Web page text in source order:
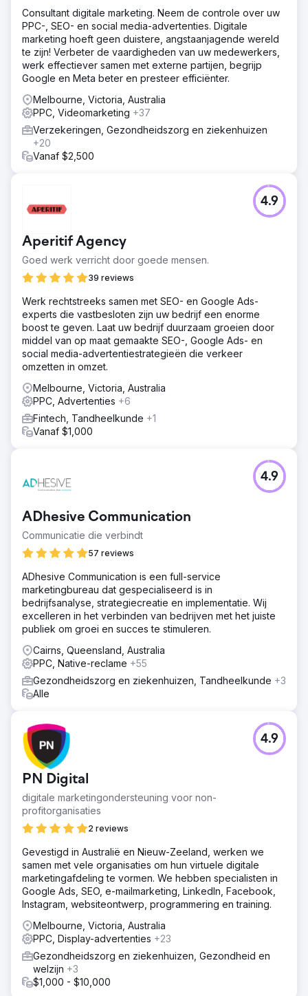
Consultant digitale marketing. Neem de controle over uw
PPC-, SEO- en social media-advertenties. Digitale
marketing hoeft geen duistere, angstaanjagende wereld
te zijn! Verbeter de vaardigheden van uw medewerkers,
werk effectiever samen met externe partijen, begrijp
Google en Meta beter en presteer efficiënter.
Melbourne, Victoria, Australia
PPC, Videomarketing +37
Verzekeringen, Gezondheidszorg en ziekenhuizen
+20
Vanaf $2,500
Aperitif Agency
Goed werk verricht door goede mensen.
39 reviews
4.9
Werk rechtstreeks samen met SEO- en Google Ads-
experts die vastbesloten zijn uw bedrijf een enorme
boost te geven. Laat uw bedrijf duurzaam groeien door
middel van op maat gemaakte SEO-, Google Ads- en
social media-advertentiestrategieën die verkeer
omzetten in omzet.
Melbourne, Victoria, Australia
PPC, Advertenties +6
Fintech, Tandheelkunde +1
Vanaf $1,000
ADhesive Communication
Communicatie die verbindt
57 reviews
4.9
ADhesive Communication is een full-service
marketingbureau dat gespecialiseerd is in
bedrijfsanalyse, strategiecreatie en implementatie. Wij
excelleren in het verbinden van bedrijven met het juiste
publiek om groei en succes te stimuleren.
Cairns, Queensland, Australia
PPC, Native-reclame +55
Gezondheidszorg en ziekenhuizen, Tandheelkunde +3
Alle
PN Digital
digitale marketingondersteuning voor non-
profitorganisaties
2 reviews
4.9
Gevestigd in Australië en Nieuw-Zeeland, werken we
samen met vele organisaties om hun virtuele digitale
marketingafdeling te vormen. We hebben specialisten in
Google Ads, SEO, e-mailmarketing, LinkedIn, Facebook,
Instagram, websiteontwerp, programmering en training.
Melbourne, Victoria, Australia
PPC, Display-advertenties +23
Gezondheidszorg en ziekenhuizen, Gezondheid en
welzijn +3
$1,000 - $10,000